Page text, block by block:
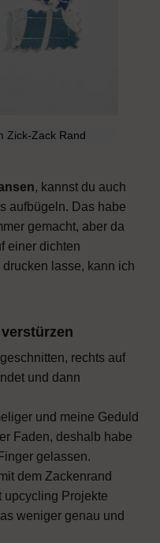
Zick-Zack Rand
, kannst du auch
aufbügeln. Das habe
gemacht, aber da
einer dichten
lasse, kann ich
rechts auf
und dann
und meine Geduld
Faden, deshalb habe
gelassen.
dem Zackenrand
upcycling Projekte
weniger genau und